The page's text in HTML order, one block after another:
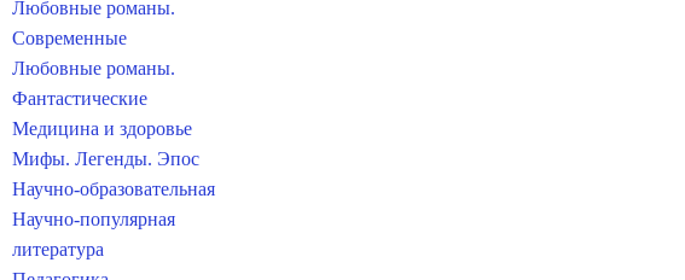
Любовные романы.
Современные
Любовные романы.
Фантастические
Медицина и здоровье
Мифы. Легенды. Эпос
Научно-образовательная
Научно-популярная
литература